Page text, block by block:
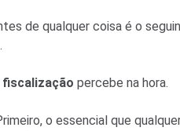
de qualquer coisa é o
fiscalização percebe na hora.
o essencial que